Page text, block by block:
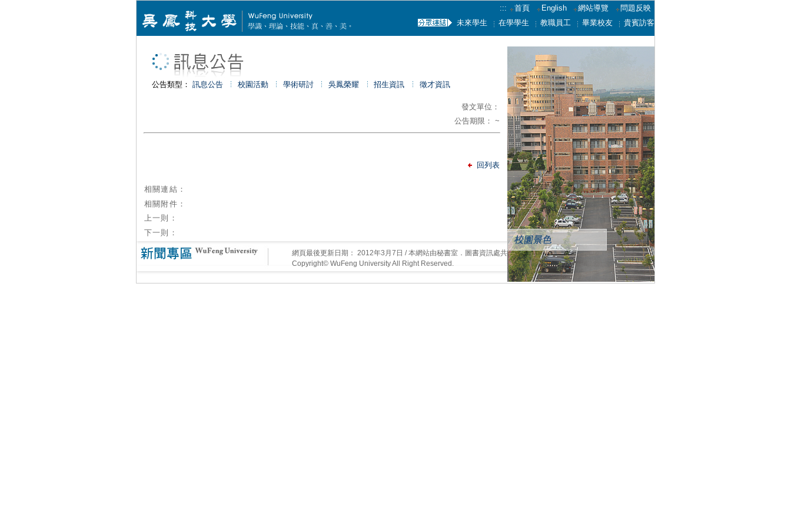
::: 首頁 English 網站導覽
問題反映
未來學生
在學學生 教職員工 畢業校友 貴賓訪客
公告類型： 訊息公告 校園活動 學術研討 吳鳳榮耀 招生資訊 徵才資訊
發文單位：
公告期限： ~
回列表
相關連結：
相關附件：
上一則：
下一則：
網頁最後更新日期： 2012年3月7日 / 本網站由秘書室．圖書資訊處共同維護
Copyright© WuFeng University All Right Reserved.